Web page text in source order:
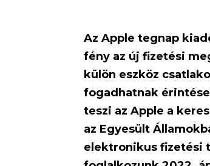
Az Apple tegnap
fény az új fizetési
külön eszköz
fogadhatnak
teszi az Apple a
az Egyesült
elektronikus fizetési